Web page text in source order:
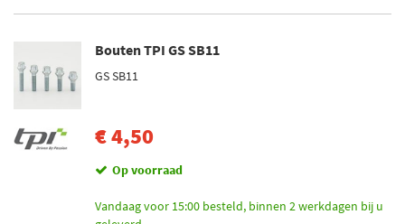
Bouten TPI GS SB11
GS SB11
€ 4,50
Op voorraad
Vandaag voor 15:00 besteld, binnen 2 werkdagen bij u